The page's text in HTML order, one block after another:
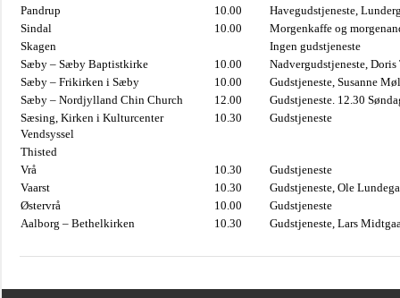
Pandrup
10.00
Havegudstjeneste,
Sindal
10.00
Morgenkaffe og
Skagen
Ingen gudstjeneste
Sæby – Sæby Baptistkirke
10.00
Nadvergudstjeneste,
Sæby – Frikirken i Sæby
10.00
Gudstjeneste, Susanne
Sæby – Nordjylland Chin Church
12.00
Gudstjeneste. 12.30
Sæsing, Kirken i Kulturcenter
Vendsyssel
10.30 Gudstjeneste
Thisted
Vrå
10.30
Gudstjeneste
Vaarst
10.30
Gudstjeneste, Ole
Østervrå
10.00
Gudstjeneste
Aalborg – Bethelkirken
10.30 Gudstjeneste, Lars